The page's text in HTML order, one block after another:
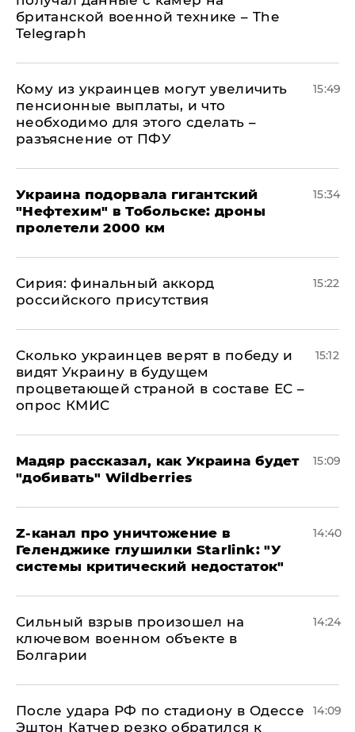
британской военной технике – The
Telegraph
Кому из украинцев могут увеличить
пенсионные выплаты, и что
необходимо для этого сделать –
разъяснение от ПФУ
15:49
Украина подорвала гигантский
"Нефтехим" в Тобольске: дроны
пролетели 2000 км
15:34
​Сирия: финальный аккорд
российского присутствия
15:22
Сколько украинцев верят в победу и
видят Украину в будущем
процветающей страной в составе ЕС –
опрос КМИС
15:12
Мадяр рассказал, как Украина будет
"добивать" Wildberries
15:09
Z-канал про уничтожение в
Геленджике глушилки Starlink: "У
системы критический недостаток"
14:40
Сильный взрыв произошел на
ключевом военном объекте в
Болгарии
14:24
После удара РФ по стадиону в Одессе
Эштон Катчер резко обратился к
14:09